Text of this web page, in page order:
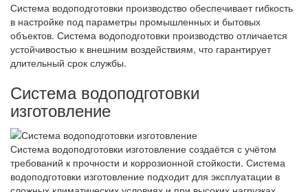
Система водоподготовки производство обеспечивает гибкость
в настройке под параметры промышленных и бытовых
объектов. Система водоподготовки производство отличается
устойчивостью к внешним воздействиям, что гарантирует
длительный срок службы.
Система водоподготовки
изготовление
Система водоподготовки изготовление создаётся с учётом
требований к прочности и коррозионной стойкости. Система
водоподготовки изготовление подходит для эксплуатации в